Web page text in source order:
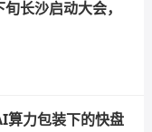
长沙启动大会，
力包装下的快盘